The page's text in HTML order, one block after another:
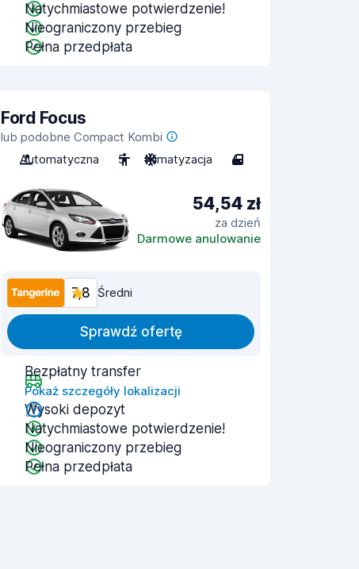
Natychmiastowe potwierdzenie!
Nieograniczony przebieg
Pełna przedpłata
Ford Focus
lub podobne Compact Kombi
Automatyczna
5 Klimatyzacja 4
54,54 zł
za dzień
Darmowe anulowanie
7,8 Średni
Sprawdź ofertę
Bezpłatny transfer
Pokaż szczegóły lokalizacji
Wysoki depozyt
Natychmiastowe potwierdzenie!
Nieograniczony przebieg
Pełna przedpłata